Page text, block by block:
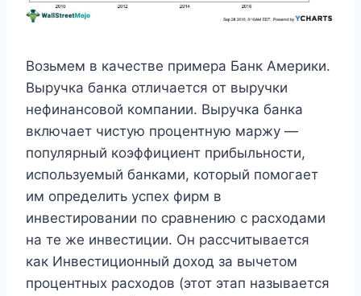
Возьмем в качестве примера Банк Америки.
Выручка банка отличается от выручки
нефинансовой компании. Выручка банка
включает чистую процентную маржу —
популярный коэффициент прибыльности,
используемый банками, который помогает
им определить успех фирм в
инвестировании по сравнению с расходами
на те же инвестиции. Он рассчитывается
как Инвестиционный доход за вычетом
процентных расходов (этот этап называется